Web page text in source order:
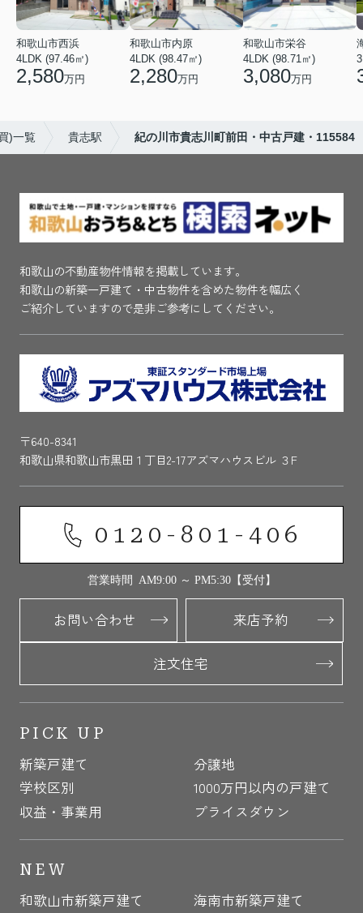
和歌山市西浜
4LDK (97.46㎡)
2,580万円
和歌山市内原
4LDK (98.47㎡)
2,280万円
和歌山市栄谷
4LDK (98.71㎡)
3,080万円
)一覧 貴志駅 紀の川市貴志川町前田・中古戸建・115584
和歌山の不動産物件情報を掲載しています。
和歌山の新築一戸建て・中古物件を含めた物件を幅広く
ご紹介していますので是非ご参考にしてください。
〒640-8341
和歌山県和歌山市黒田１丁目2-17アズマハウスビル ３F
0120-801-406
営業時間 AM9:00 ～ PM5:30【受付】
お問い合わせ 来店予約
注文住宅
PICK UP
新築戸建て
分譲地
学校区別
1000万円以内の戸建て
収益・事業用
プライスダウン
NEW
和歌山市新築戸建て
海南市新築戸建て